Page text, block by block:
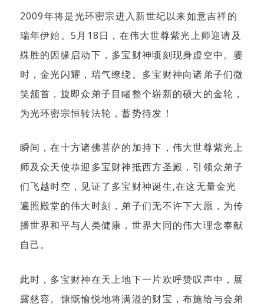
2009年将是光环密宗进入新世纪以来如意吉祥的
瑞年伊始。5月18日，在伟大世尊紫光上师迎请及
殊胜的因缘启动下，多宝财神顷刻现身虚空中。霎
时，金光闪耀，瑞气缭绕。多宝财神向诸弟子们微
笑颔首，旋即众弟子目睹整个崭新的硕大的金轮，
为光环密宗恒转法轮，蓄势待发！
瞬间，在十方诸佛菩萨的加持下，伟大世尊紫光上
师及众天使恭迎多宝财神抵西方圣殿，引领众弟子
们飞越时空，见证了多宝财神诞生,在这无量金光
遍照殿堂的伟大时刻，弟子们无不许下大愿，为传
播世界和平与人类健康，世界大同的伟大理念奉献
自己。
此时，多宝财神在天上地下一片欢呼赞叹声中，展
露慈容。慷慨愉悦地将满溢的财宝，布施给与会弟